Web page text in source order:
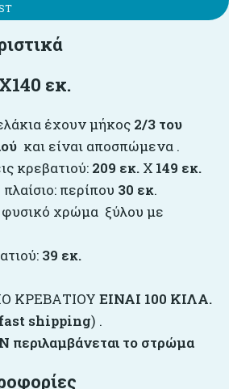
εκ.
έχουν μήκος 2/3 του
και είναι αποσπώμενα .
κρεβατιού: 209 εκ. Χ 149 εκ.
περίπου 30 εκ.
φυσικό χρώμα ξύλου με
39 εκ.
ΚΡΕΒΑΤΙΟΥ ΕΙΝΑΙ 100 ΚΙΛΑ.
fast shipping) .
περιλαμβάνεται το στρώμα